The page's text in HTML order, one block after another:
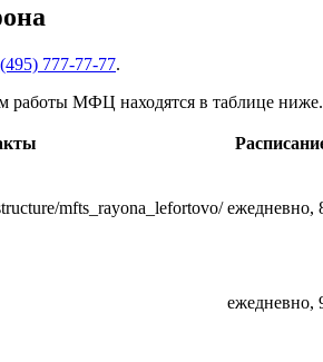
777-77-77.
работы МФЦ находятся в таблице ниже.
mfts_rayona_lefortovo/ ежедневно,
ежедневно,